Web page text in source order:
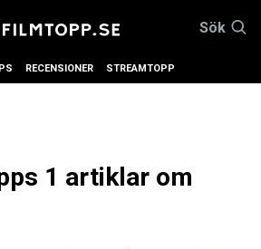
Sök
RECENSIONER STREAMTOPP
1 artiklar om